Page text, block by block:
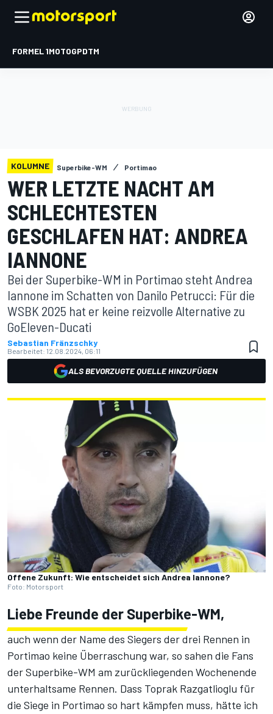
FORMEL 1MOTOGPDTM
KOLUMNE Superbike-WM Portimao
WER LETZTE NACHT AM
SCHLECHTESTEN
GESCHLAFEN HAT: ANDREA
IANNONE
Bei der Superbike-WM in Portimao steht Andrea
Iannone im Schatten von Danilo Petrucci: Für die
WSBK 2025 hat er keine reizvolle Alternative zu
GoEleven-Ducati
Sebastian Fränzschky
Bearbeitet: 12.08.2024, 06:11
ALS BEVORZUGTE QUELLE HINZUFÜGEN
Offene Zukunft: Wie entscheidet sich Andrea Iannone?
Foto: Motorsport
Liebe Freunde der Superbike-WM,
auch wenn der Name des Siegers der drei Rennen in
Portimao keine Überraschung war, so sahen die Fans
der Superbike-WM am zurückliegenden Wochenende
unterhaltsame Rennen. Dass Toprak Razgatlioglu für
die Siege in Portimao so hart kämpfen muss, hätte ich